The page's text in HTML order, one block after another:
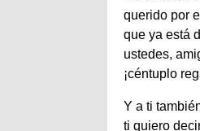
querido por
que ya está
ustedes,
¡céntuplo
Y a ti
ti quiero